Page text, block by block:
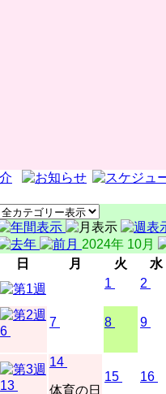
2024年 10月
日
月 火
水
1
2
6
7 8 9
13
14
体育の日
15 16